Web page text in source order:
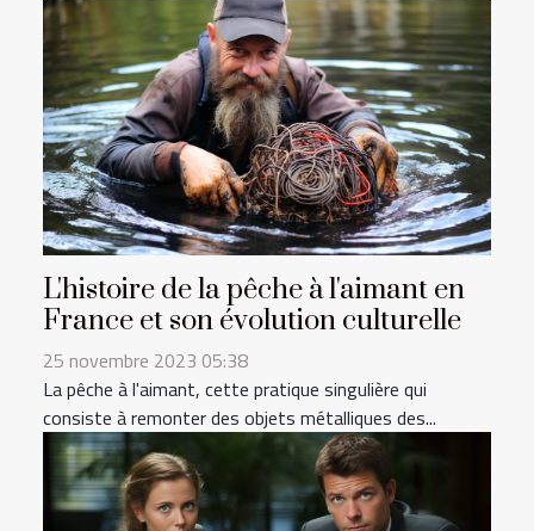
L'histoire de la pêche à l'aimant en
France et son évolution culturelle
25 novembre 2023 05:38
La pêche à l'aimant, cette pratique singulière qui
consiste à remonter des objets métalliques des...